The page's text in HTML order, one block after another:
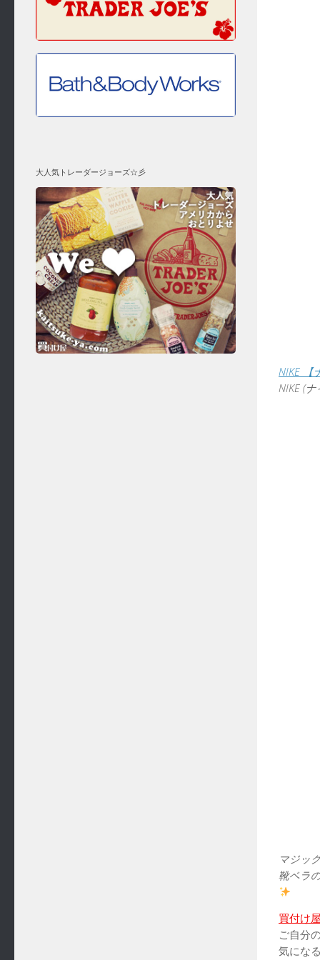
NIKE 【
NIKE (
マジッ
靴ベラ
買付け
ご自分
気にな
大人気トレーダージョーズ☆彡